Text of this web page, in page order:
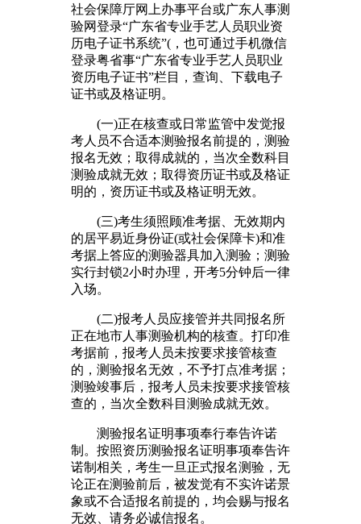
社会保障厅网上办事平台或广东人事测
验网登录“广东省专业手艺人员职业资
历电子证书系统”(，也可通过手机微信
登录粤省事“广东省专业手艺人员职业
资历电子证书”栏目，查询、下载电子
证书或及格证明。
(一)正在核查或日常监管中发觉报
考人员不合适本测验报名前提的，测验
报名无效；取得成就的，当次全数科目
测验成就无效；取得资历证书或及格证
明的，资历证书或及格证明无效。
(三)考生须照顾准考据、无效期内
的居平易近身份证(或社会保障卡)和准
考据上答应的测验器具加入测验；测验
实行封锁2小时办理，开考5分钟后一律
入场。
(二)报考人员应接管并共同报名所
正在地市人事测验机构的核查。打印准
考据前，报考人员未按要求接管核查
的，测验报名无效，不予打点准考据；
测验竣事后，报考人员未按要求接管核
查的，当次全数科目测验成就无效。
测验报名证明事项奉行奉告许诺
制。按照资历测验报名证明事项奉告许
诺制相关，考生一旦正式报名测验，无
论正在测验前后，被发觉有不实许诺景
象或不合适报名前提的，均会赐与报名
无效、请务必诚信报名。